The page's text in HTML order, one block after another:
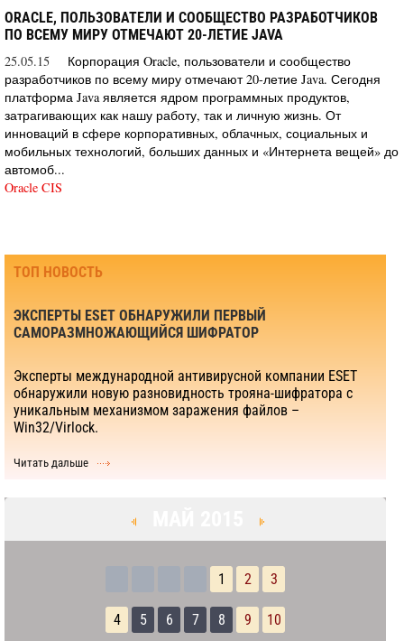
ORACLE, ПОЛЬЗОВАТЕЛИ И СООБЩЕСТВО РАЗРАБОТЧИКОВ
ПО ВСЕМУ МИРУ ОТМЕЧАЮТ 20-ЛЕТИЕ JAVA
25.05.15
Корпорация Oracle, пользователи и сообщество
разработчиков по всему миру отмечают 20-летие Java. Сегодня
платформа Java является ядром программных продуктов,
затрагивающих как нашу работу, так и личную жизнь. От
инноваций в сфере корпоративных, облачных, социальных и
мобильных технологий, больших данных и «Интернета вещей» до
автомоб...
Oracle CIS
ТОП НОВОСТЬ
ЭКСПЕРТЫ ESET ОБНАРУЖИЛИ ПЕРВЫЙ
САМОРАЗМНОЖАЮЩИЙСЯ ШИФРАТОР
Эксперты международной антивирусной компании ESET
обнаружили новую разновидность трояна-шифратора с
уникальным механизмом заражения файлов –
Win32/Virlock.
Читать дальше
МАЙ 2015
1 2 3
4 5 6 7 8 9 10